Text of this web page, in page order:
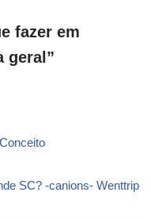
fazer em
geral”
SC? -canions- Wenttrip